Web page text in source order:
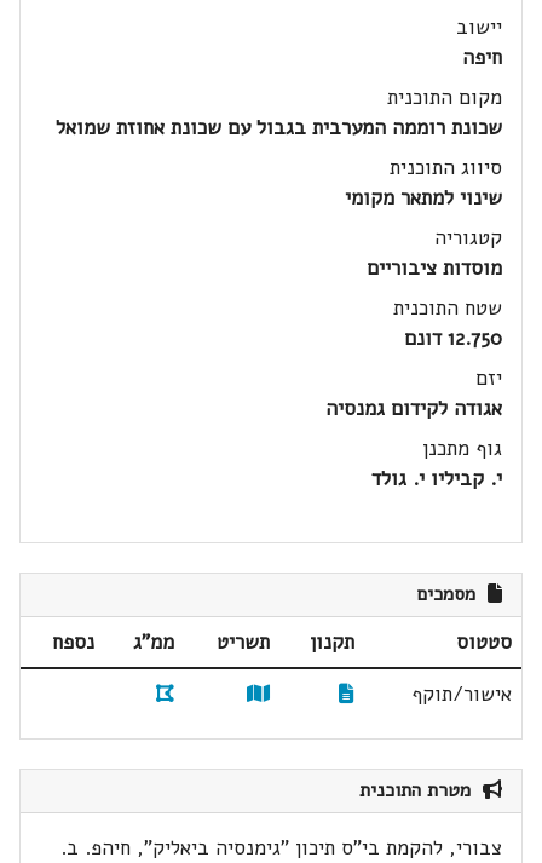
יישוב
חיפה
מקום התוכנית
שכונת רוממה המערבית בגבול עם שכונת אחוזת שמואל
סיווג התוכנית
שינוי למתאר מקומי
קטגוריה
מוסדות ציבוריים
שטח התוכנית
12.750 דונם
יזם
אגודה לקידום גמנסיה
גוף מתכנן
י. קביליו י. גולד
מסמכים
סטטוס תקנון תשריט ממ"ג
נספח
אישור/תוקף
מטרת התוכנית
צבורי, להקמת בי"ס תיכון "גימנסיה ביאליק", חיהפ. ב.